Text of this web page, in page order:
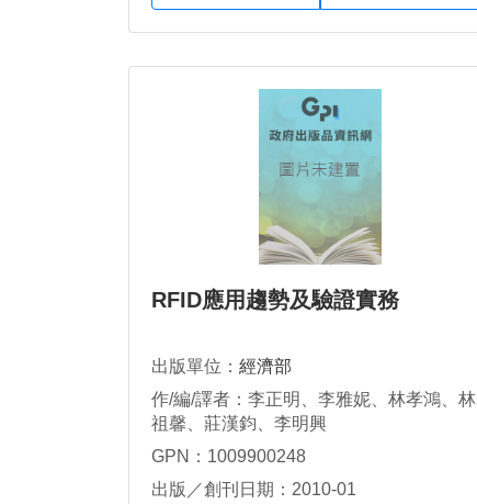
RFID應用趨勢及驗證實務
出版單位： 經濟部
作/編/譯者：李正明、李雅妮、林孝鴻、林
祖馨、莊漢鈞、李明興
GPN：1009900248
出版／創刊日期：2010-01